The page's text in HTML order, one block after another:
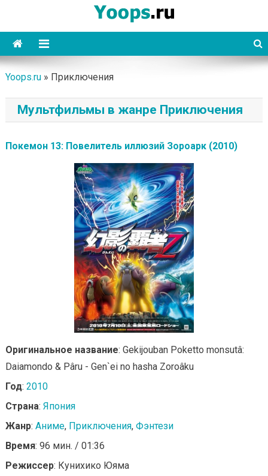
content
Yoops
Yoops.ru» Приключения
Мультфильмы в жанре Приключения
Покемон 13: Повелитель иллюзий Зороарк (2010)
Оригинальное название: Gekijouban Poketto monsutâ:
Daiamondo & Pâru - Gen`ei no hasha Zoroâku
Год: 2010
Страна: Япония
Жанр: Аниме, Приключения, Фэнтези
Время: 96 мин. / 01:36
Режиссер: Кунихико Юяма